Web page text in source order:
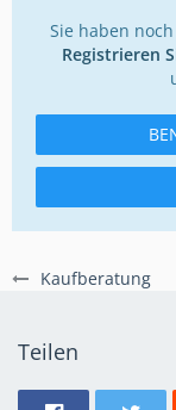
Kaufberatung
Sie haben
Registrieren
Teilen